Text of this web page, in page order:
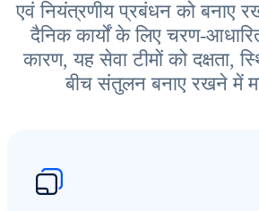
एवं नियंत्रणीय प्रबंधन को बनाए
दैनिक कार्यों के लिए चरण-
कारण, यह सेवा टीमों को दक्षता,
बीच संतुलन बनाए रखने में